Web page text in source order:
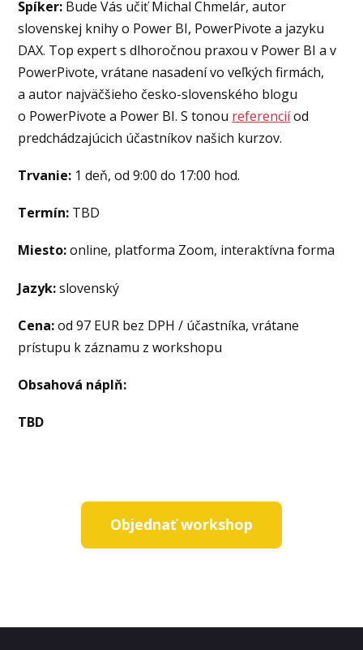
Spíker: Bude Vás učiť Michal Chmelár, autor
slovenskej knihy o Power BI, PowerPivote a jazyku
DAX. Top expert s dlhoročnou praxou v Power BI a v
PowerPivote, vrátane nasadení vo veľkých firmách,
a autor najväčšieho česko-slovenského blogu
o PowerPivote a Power BI. S tonou referenciíod
predchádzajúcich účastníkov našich kurzov.
Trvanie: 1 deň, od 9:00 do 17:00 hod.
Termín: TBD
Miesto:online, platforma Zoom, interaktívna forma
Jazyk:slovenský
Cena:od 97 EUR bez DPH / účastníka, vrátane
prístupu k záznamu z workshopu
Obsahová náplň:
TBD
Objednať workshop